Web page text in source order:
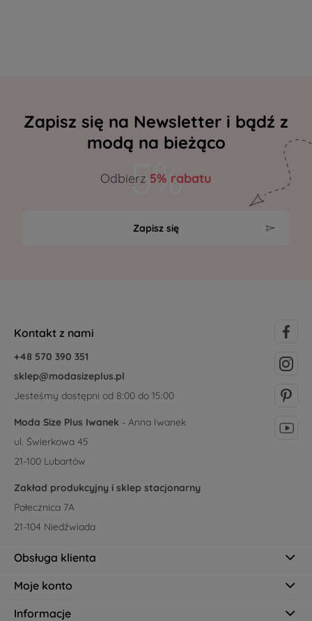
Zapisz się na Newsletter i bądź z
modą na bieżąco
Odbierz 5% rabatu
Zapisz się
Kontakt z nami
+48 570 390 351
sklep@modasizeplus.pl
Jesteśmy dostępni od 8:00 do 15:00
Moda Size Plus Iwanek - Anna Iwanek
ul. Świerkowa 45
21-100 Lubartów
Zakład produkcyjny i sklep stacjonarny
Pałecznica 7A
21-104 Niedźwiada
Obsługa klienta
Moje konto
Informacje